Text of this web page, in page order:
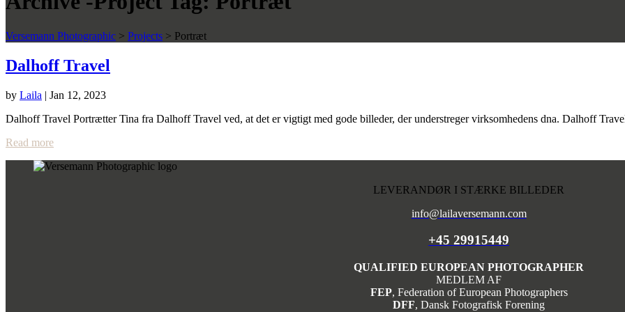
Versemann Photographic > Projects > Portræt
Dalhoff Travel
by Laila | Jan 12, 2023
Dalhoff Travel Portrætter Tina fra Dalhoff Travel ved, at det er vigtigt med gode billeder, der understreger virksomhedens dna. Dalhoff
Read more
LEVERANDØR I STÆRKE BILLEDER
info@lailaversemann.com
+45 29915449
QUALIFIED EUROPEAN PHOTOGRAPHER
MEDLEM AF
FEP, Federation of European Photographers
DFF, Dansk Fotografisk Forening